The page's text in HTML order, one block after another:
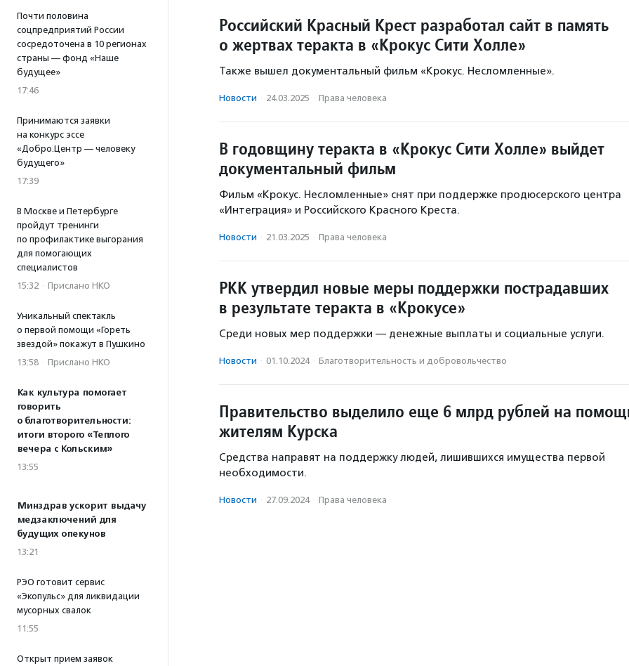
Почти половина
соцпредприятий России
сосредоточена в 10 регионах
страны — фонд «Наше
будущее»
17:46
Принимаются заявки
на конкурс эссе
«Добро.Центр — человеку
будущего»
17:39
В Москве и Петербурге
пройдут тренинги
по профилактике выгорания
для помогающих
специалистов
15:32 · Прислано НКО
Уникальный спектакль
о первой помощи «Гореть
звездой» покажут в Пушкино
13:58 · Прислано НКО
Как культура помогает
говорить
о благотворительности:
итоги второго «Теплого
вечера с Кольским»
13:55
Минздрав ускорит выдачу
медзаключений для
будущих опекунов
13:21
РЭО готовит сервис
«Экопульс» для ликвидации
мусорных свалок
11:55
Открыт прием заявок
Российский Красный Крест разработал сайт в память
о жертвах теракта в «Крокус Сити Холле»
Также вышел документальный фильм «Крокус. Несломленные».
Новости · 24.03.2025 · Права человека
В годовщину теракта в «Крокус Сити Холле» выйдет
документальный фильм
Фильм «Крокус. Несломленные» снят при поддержке продюсерского центра
«Интеграция» и Российского Красного Креста.
Новости · 21.03.2025 · Права человека
РКК утвердил новые меры поддержки пострадавших
в результате теракта в «Крокусе»
Среди новых мер поддержки — денежные выплаты и социальные услуги.
Новости · 01.10.2024 · Благотвори­тель­ность и доброволь­чест­во
Правительство выделило еще 6 млрд рублей на
жителям Курска
Средства направят на поддержку людей, лишившихся имущества первой
необходимости.
Новости · 27.09.2024 · Права человека